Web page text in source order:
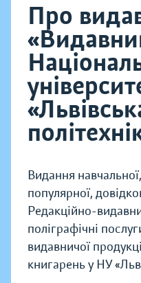
Про
Видання
популярної,
Редакційно-
поліграфічні
видавничої
книгарень у НУ